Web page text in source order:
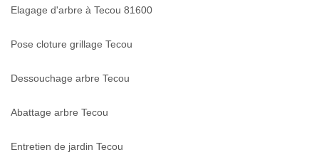
Elagage d'arbre à Tecou 81600
Pose cloture grillage Tecou
Dessouchage arbre Tecou
Abattage arbre Tecou
Entretien de jardin Tecou